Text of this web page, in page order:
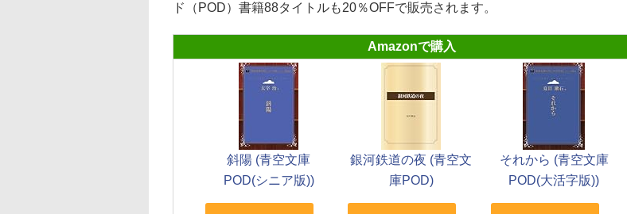
ド（POD）書籍88タイトルも20％OFFで販売されます。
Amazonで購入
斜陽 (青空文庫
POD(シニア版))
銀河鉄道の夜 (青空文
庫POD)
それから (青空文庫
POD(大活字版))